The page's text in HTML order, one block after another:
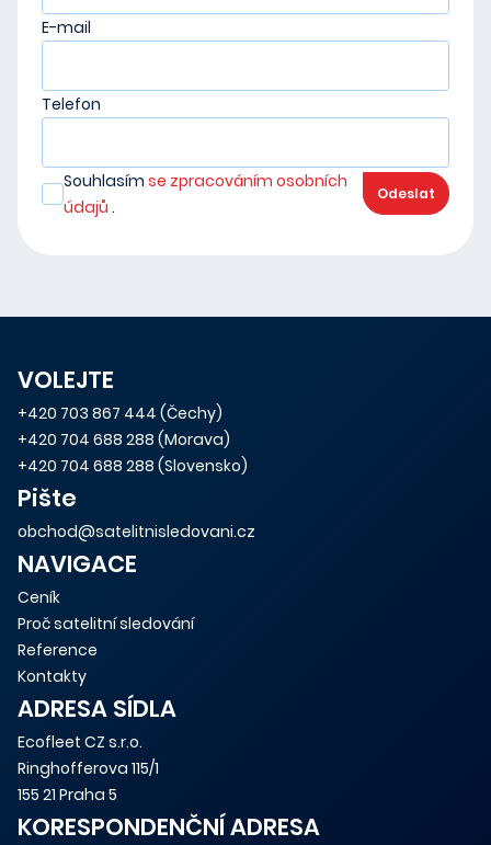
E-mail
Telefon
Souhlasímse zpracováním osobních
údajů.
Odeslat
VOLEJTE
+420 703 867 444 (Čechy)
+420 704 688 288 (Morava)
+420 704 688 288 (Slovensko)
Pište
obchod@satelitnisledovani.cz
NAVIGACE
Ceník
Proč satelitní sledování
Reference
Kontakty
ADRESA SÍDLA
Ecofleet CZ s.r.o.
Ringhofferova 115/1
155 21 Praha 5
KORESPONDENČNÍ ADRESA